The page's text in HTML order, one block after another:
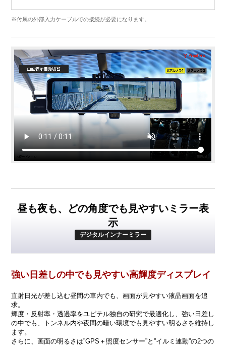
※付属の外部入力ケーブルでの接続が必要になります。
昼も夜も、どの角度でも見やすいミラー表
示
デジタルインナーミラー
強い日差しの中でも見やすい高輝度ディスプレイ
直射日光が差し込む昼間の車内でも、画面が見やすい液晶画面を追
求。
輝度・反射率・透過率をユピテル独自の研究で最適化し、強い日差し
の中でも、トンネル内や夜間の暗い環境でも見やすい明るさを維持し
ます。
さらに、画面の明るさは”GPS＋照度センサー”と”イルミ連動”の2つの